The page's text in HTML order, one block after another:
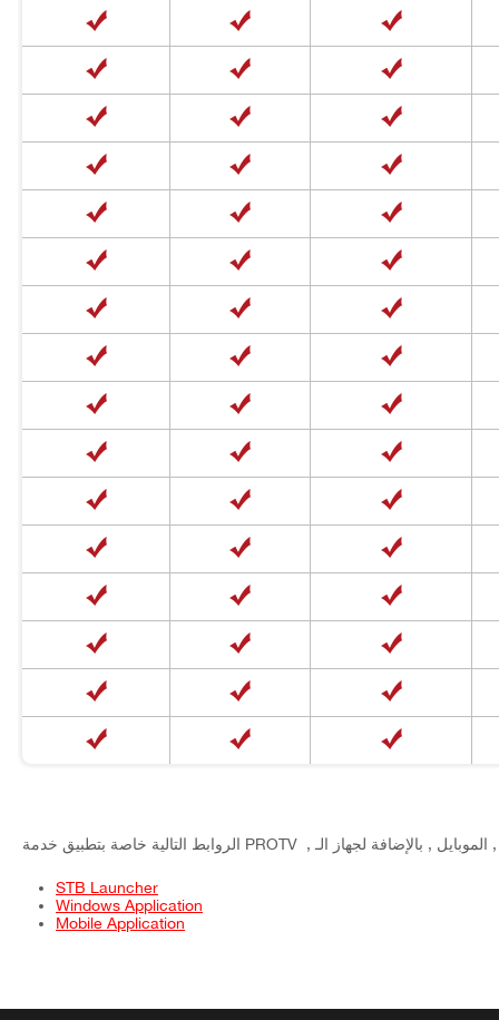
STB Launcher
Windows Application
Mobile Application